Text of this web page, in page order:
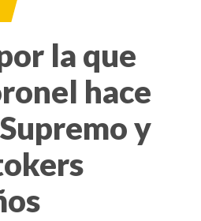
la que
hace
y